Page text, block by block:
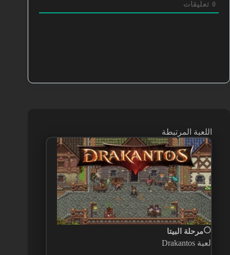
0 تعليقات
اللعبة المرتبطة
⚪مرحلة البيتا
لعبة Drakantos